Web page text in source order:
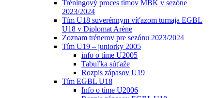
Tréningový proces tímov MBK v sezóne
2023/2024
Tím U18 suverénnym víťazom turnaja EGBL
U18 v Diplomat Aréne
Zoznam trénerov pre sezónu 2023/2024
Tím U19 – juniorky 2005
info o tíme U2005
Tabuľka súťaže
Rozpis zápasov U19
Tím EGBL U18
Info o tíme U2006